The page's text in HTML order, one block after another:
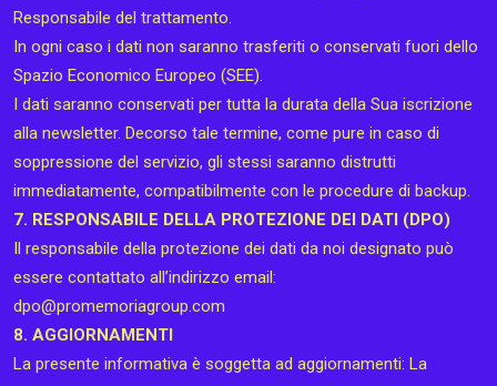
Responsabile del trattamento.
In ogni caso i dati non saranno trasferiti o conservati fuori dello
Spazio Economico Europeo (SEE).
I dati saranno conservati per tutta la durata della Sua iscrizione
alla newsletter. Decorso tale termine, come pure in caso di
soppressione del servizio, gli stessi saranno distrutti
immediatamente, compatibilmente con le procedure di backup.
7. RESPONSABILE DELLA PROTEZIONE DEI DATI (DPO)
Il responsabile della protezione dei dati da noi designato può
essere contattato all’indirizzo email:
dpo@promemoriagroup.com
8. AGGIORNAMENTI
La presente informativa è soggetta ad aggiornamenti: La